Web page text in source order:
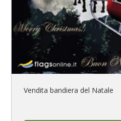
Vendita bandiera del Natale